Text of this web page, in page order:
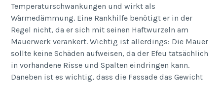
Temperaturschwankungen und wirkt als
Wärmedämmung. Eine Rankhilfe benötigt er in der
Regel nicht, da er sich mit seinen Haftwurzeln am
Mauerwerk verankert. Wichtig ist allerdings: Die Mauer
sollte keine Schäden aufweisen, da der Efeu tatsächlich
in vorhandene Risse und Spalten eindringen kann.
Daneben ist es wichtig, dass die Fassade das Gewicht